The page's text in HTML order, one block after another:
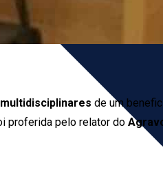
de um
proferida pelo relator do